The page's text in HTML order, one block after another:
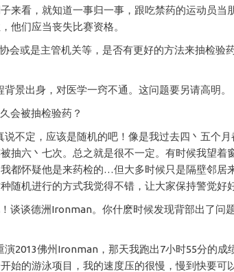
来看，就知道一事归一事，跟吃禁药的运动员当
他们应当丧失比赛资格。
会或是主管机关等，是否有更好的方法来抽检验
背景出身，对医学一窍不通。这问题要另请高明。
会被抽检验药？
说不定，应该是随机的吧！像是我过去四丶五个月
抽六丶七次。总之就是很不一定。有时候我望着
都怀疑他是来药检的…但大多时候只是隔壁邻居
随机进行的方式我觉得不错，让大家保持警觉好
谈谈德洲Ironman。你什麽时候发现背部出了问
演2013佛州Ironman，那天我跑出7小时55分的成
始的游泳项目，我的速度压的很慢，慢到快要可